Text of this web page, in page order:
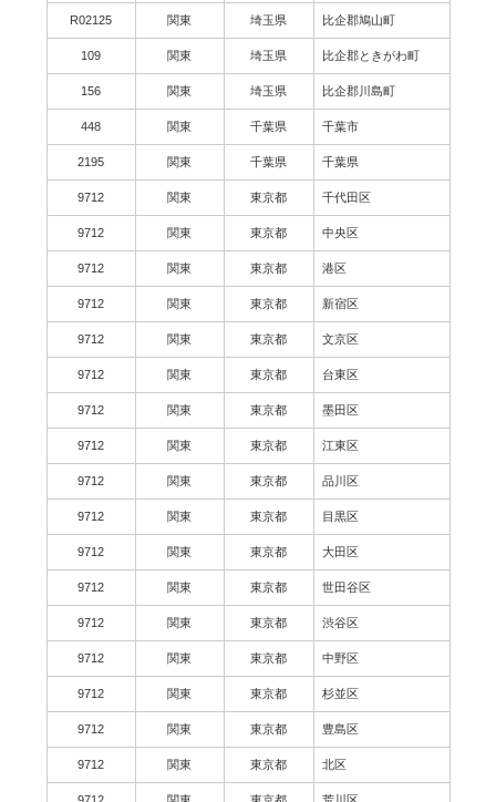
R02125 関東 埼玉県 比企郡鳩山町
109 関東 埼玉県 比企郡ときがわ町
156 関東 埼玉県 比企郡川島町
448 関東 千葉県 千葉市
2195 関東 千葉県 千葉県
9712 関東 東京都 千代田区
9712 関東 東京都 中央区
9712 関東 東京都 港区
9712 関東 東京都 新宿区
9712 関東 東京都 文京区
9712 関東 東京都 台東区
9712 関東 東京都 墨田区
9712 関東 東京都 江東区
9712 関東 東京都 品川区
9712 関東 東京都 目黒区
9712 関東 東京都 大田区
9712 関東 東京都 世田谷区
9712 関東 東京都 渋谷区
9712 関東 東京都 中野区
9712 関東 東京都 杉並区
9712 関東 東京都 豊島区
9712 関東 東京都 北区